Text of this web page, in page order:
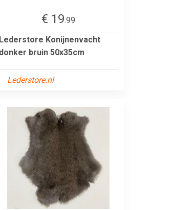
€ 19.99
Lederstore Konijnenvacht
donker bruin 50x35cm
Lederstore.nl